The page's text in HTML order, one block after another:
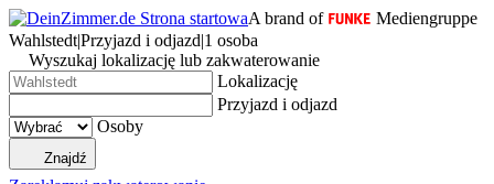
A brand of
Mediengruppe
Wahlstedt|Przyjazd i odjazd|1 osoba
Wyszukaj lokalizację lub zakwaterowanie
Lokalizację
Przyjazd i odjazd
Osoby
Znajdź